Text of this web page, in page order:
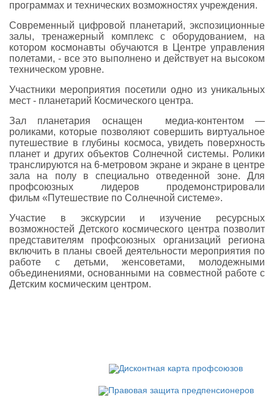
программах и технических возможностях учреждения.
Современный цифровой планетарий, экспозиционные
залы, тренажерный комплекс с оборудованием, на
котором космонавты обучаются в Центре управления
полетами, - все это выполнено и действует на высоком
техническом уровне.
Участники мероприятия посетили одно из уникальных
мест - планетарий Космического центра.
Зал планетария оснащен медиа-контентом —
роликами, которые позволяют совершить виртуальное
путешествие в глубины космоса, увидеть поверхность
планет и других объектов Солнечной системы. Ролики
транслируются на 6-метровом экране и экране в центре
зала на полу в специально отведенной зоне. Для
профсоюзных лидеров продемонстрировали
фильм «Путешествие по Солнечной системе».
Участие в экскурсии и изучение ресурсных
возможностей Детского космического центра позволит
представителям профсоюзных организаций региона
включить в планы своей деятельности мероприятия по
работе с детьми, женсоветами, молодежными
объединениями, основанными на совместной работе с
Детским космическим центром.